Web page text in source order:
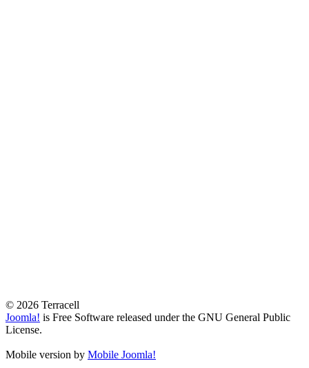
© 2026 Terracell
Joomla! is Free Software released under the GNU General Public
License.
Mobile version by Mobile Joomla!